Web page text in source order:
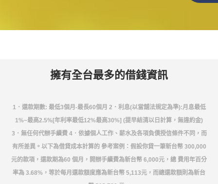
擁有全台最多的借錢資訊
1．還款期數: 最低3個月-最長60個月 2．利息(以當舖法規定為準):月息最低
1%~最高2.5%[年利率最低12%最高30%] (提早結清以日計算，無違約金)
3．無任何代辦手續費 4．依據個人工作、薪水及各項負債授信條件不同，而
有所差異。以下為借貸成本計算的 參考案例：假設你貸一筆新台幣 300,000
元的款項，還款期為60 個月，開辦手續費為新台幣 6,000元，總 費用年百分
率為 3.68%，等於每月還款額度應為新台幣 5,113元，而總還款額則為新台